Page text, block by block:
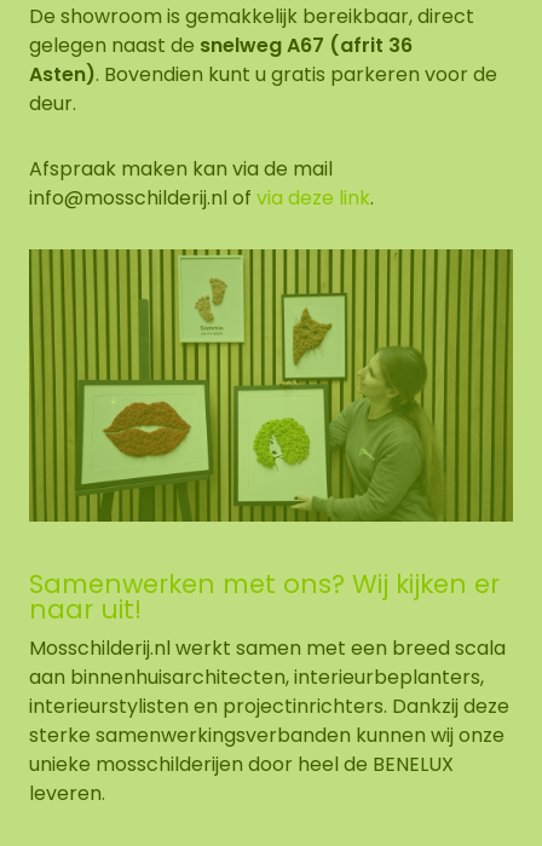
De showroom is gemakkelijk bereikbaar, direct
gelegen naast de snelweg A67 (afrit 36 ​​
Asten). Bovendien kunt u gratis parkeren voor de
deur.
Afspraak maken kan via de mail
info@mosschilderij.nl of via deze link.
Samenwerken met ons? Wij kijken er
naar uit!
Mosschilderij.nl werkt samen met een breed scala
aan binnenhuisarchitecten, interieurbeplanters,
interieurstylisten en projectinrichters. Dankzij deze
sterke samenwerkingsverbanden kunnen wij onze
unieke mosschilderijen door heel de BENELUX
leveren.